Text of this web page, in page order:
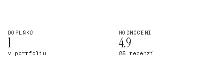
DOPLŇKŮ
1
v portfoliu
HODNOCENÍ
4.9
85 recenzí